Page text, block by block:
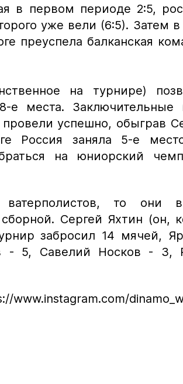
в первом периоде 2:5,
уже вели (6:5). Затем в
преуспела балканская
на турнире)
е места. Заключительные
провели успешно, обыграв
Россия заняла 5-е
на юниорский
ватерполистов, то они
Сергей Яхтин (он,
забросил 14 мячей,
- 5, Савелий Носков - 3,
www.instagram.com/